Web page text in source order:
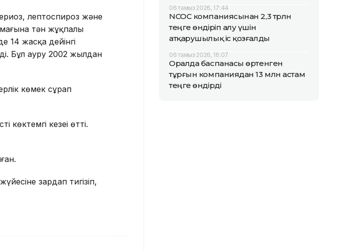
лептоспироз және
тән жұқпалы
14 жасқа дейінгі
Бұл ауру 2002 жылдан
көмек сұрап
көктемгі кезеңі өтті.
зардап тигізіп,
06 тамыз 2026, 17:44
NCOC компаниясынан 2,3 трлн
теңге өндіріп алу үшін
атқарушылық іс қозғалды
06 тамыз 2026, 16:07
Оралда баспанасы өртенген
тұрғын компаниядан 13 млн астам
теңге өндірді